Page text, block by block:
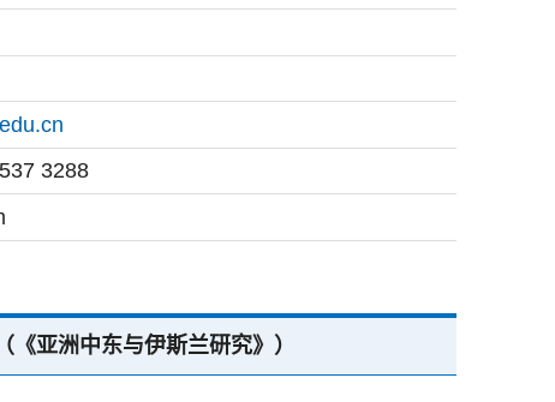
3288
亚洲中东与伊斯兰研究》）